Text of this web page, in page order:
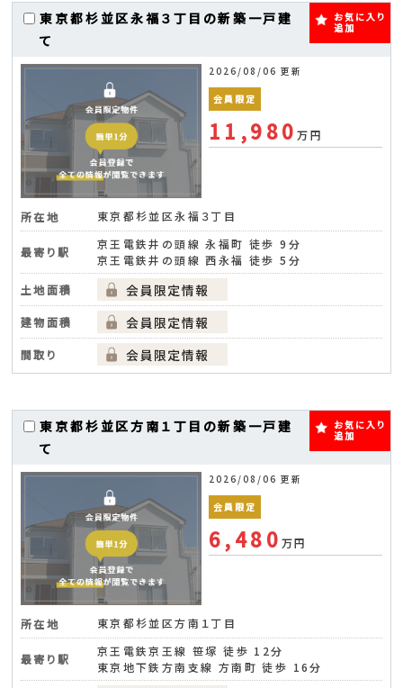
東京都杉並区永福３丁目の新築一戸建
て
お気に入り
追加
2026/08/06 更新
会員限定
11,980万円
所在地 東京都杉並区永福３丁目
最寄り駅
京王電鉄井の頭線 永福町 徒歩 9分
京王電鉄井の頭線 西永福 徒歩 5分
土地面積
建物面積
間取り
東京都杉並区方南１丁目の新築一戸建
て
お気に入り
追加
2026/08/06 更新
会員限定
6,480万円
所在地 東京都杉並区方南１丁目
最寄り駅
京王電鉄京王線 笹塚 徒歩 12分
東京地下鉄方南支線 方南町 徒歩 16分